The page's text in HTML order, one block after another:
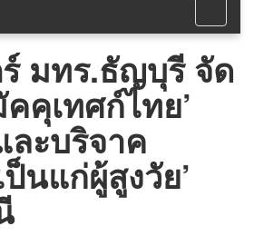
มทร.ธัญบุรี จัด
คุเทศก์ไทย’
ละบริจาค
นแก่ผู้สูงวัย’